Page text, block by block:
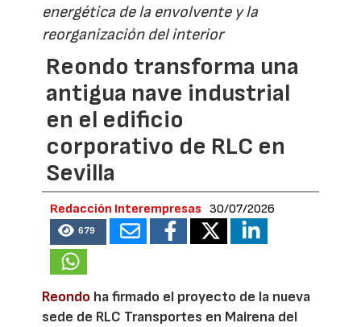
energética de la envolvente y la
reorganización del interior
Reondo transforma una
antigua nave industrial
en el edificio
corporativo de RLC en
Sevilla
Redacción Interempresas 30/07/2026
679
Reondo ha firmado el proyecto de la nueva
sede de RLC Transportes en Mairena del